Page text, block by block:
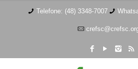
Telefone: (48) 3348-7007